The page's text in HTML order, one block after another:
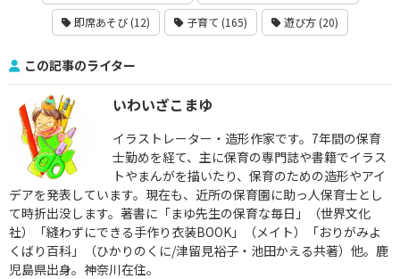
即席あそび (12) 子育て (165) 遊び方 (20)
この記事のライター
いわいざこまゆ
イラストレーター・造形作家です。7年間の保育
士勤めを経て、主に保育の専門誌や書籍でイラス
トやまんがを描いたり、保育のための造形やアイ
デアを発表しています。現在も、近所の保育園に助っ人保育士とし
て時折出没します。著書に「まゆ先生の保育な毎日」（世界文化
社）「縫わずにできる手作り衣装BOOK」（メイト）「おりがみよ
くばり百科」（ひかりのくに/津留見裕子・池田かえる共著）他。鹿
児島県出身。神奈川在住。